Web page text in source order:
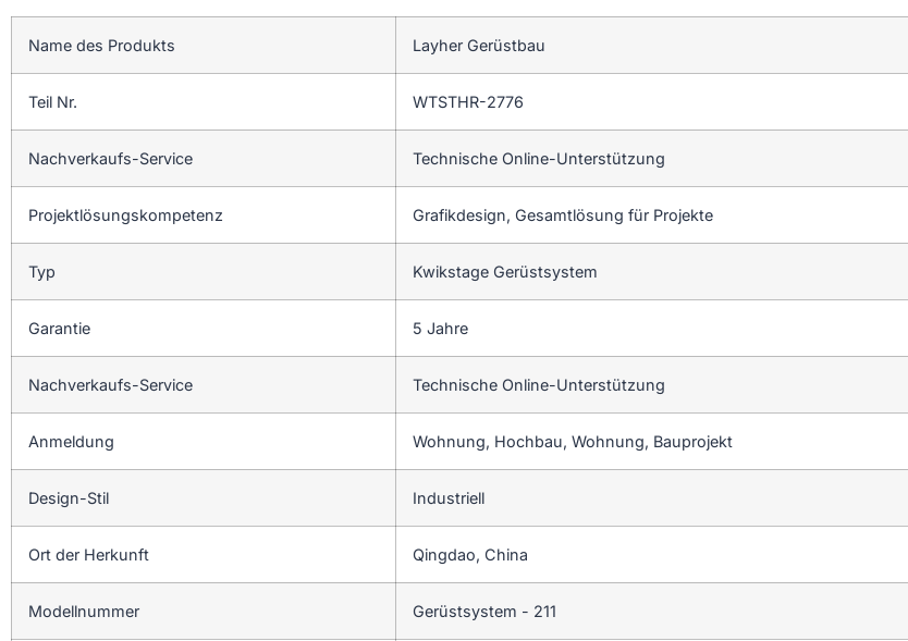
Name des Produkts Layher Gerüstbau
Teil Nr. WTSTHR-2776
Nachverkaufs-Service Technische Online-Unterstützung
Projektlösungskompetenz Grafikdesign, Gesamtlösung für Projekte
Typ Kwikstage Gerüstsystem
Garantie 5 Jahre
Nachverkaufs-Service Technische Online-Unterstützung
Anmeldung Wohnung, Hochbau, Wohnung, Bauprojekt
Design-Stil Industriell
Ort der Herkunft Qingdao, China
Modellnummer Gerüstsystem - 211